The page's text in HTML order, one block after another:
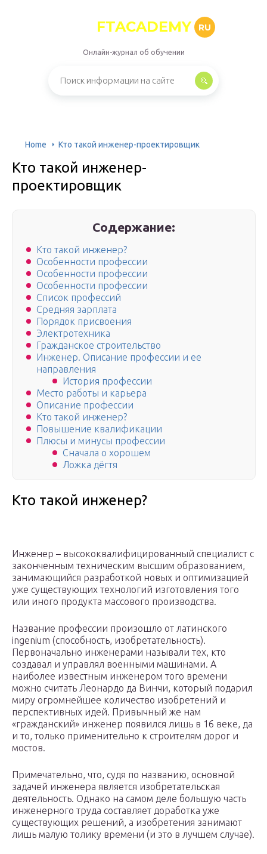
FTACADEMY RU
Онлайн-журнал об обучении
Home Кто такой инженер-проектировщик
Кто такой инженер-
проектировщик
Содержание:
Кто такой инженер?
Особенности профессии
Особенности профессии
Особенности профессии
Список профессий
Средняя зарплата
Порядок присвоения
Электротехника
Гражданское строительство
Инженер. Описание профессии и ее
направления
История профессии
Место работы и карьера
Описание профессии
Кто такой инженер?
Повышение квалификации
Плюсы и минусы профессии
Сначала о хорошем
Ложка дёгтя
Кто такой инженер?
Инженер – высококвалифицированный специалист с
законченным техническим высшим образованием,
занимающийся разработкой новых и оптимизацией
уже существующих технологий изготовления того
или иного продукта массового производства.
Название профессии произошло от латинского
ingenium (способность, изобретательность).
Первоначально инженерами называли тех, кто
создавал и управлял военными машинами. А
наиболее известным инженером того времени
можно считать Леонардо да Винчи, который подарил
миру огромнейшее количество изобретений и
перспективных идей. Привычный же нам
«гражданский» инженер появился лишь в 16 веке, да
и то, только применительно к строителям дорог и
мостов.
Примечательно, что, судя по названию, основной
задачей инженера является изобретательская
деятельность. Однако на самом деле большую часть
инженерного труда составляет доработка уже
существующих решений, а изобретения занимают
лишь малую толику времени (и это в лучшем случае).